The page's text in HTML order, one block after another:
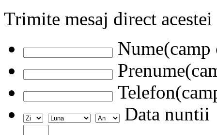
Trimite mesaj direct
Data nuntii